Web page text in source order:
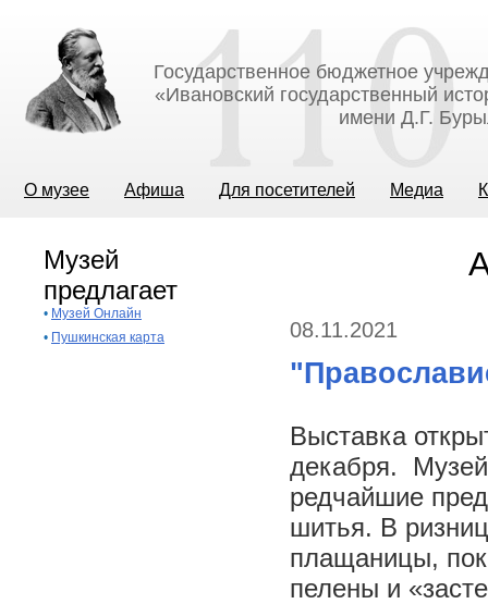
Государственное бюджетное
«Ивановский государственный
имени Д.Г.
О музее Афиша Для посетителей Медиа
Музей
предлагает
• Музей Онлайн
• Пушкинская карта 08.11.2021
Выставка
декабря. Музей
редчайшие
шитья. В
плащаницы,
пелены и